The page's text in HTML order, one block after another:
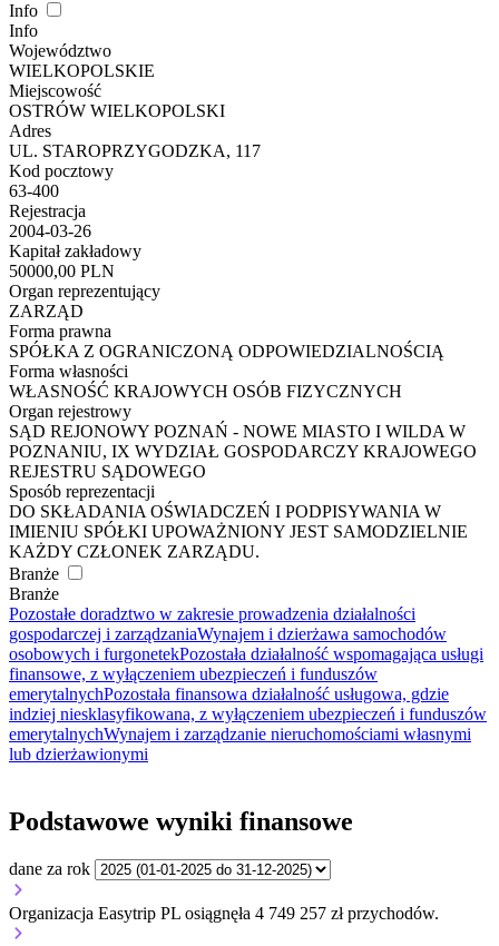
Info
Info
Województwo
WIELKOPOLSKIE
Miejscowość
OSTRÓW WIELKOPOLSKI
Adres
UL. STAROPRZYGODZKA, 117
Kod pocztowy
63-400
Rejestracja
2004-03-26
Kapitał zakładowy
50000,00 PLN
Organ reprezentujący
ZARZĄD
Forma prawna
SPÓŁKA Z OGRANICZONĄ ODPOWIEDZIALNOŚCIĄ
Forma własności
WŁASNOŚĆ KRAJOWYCH OSÓB FIZYCZNYCH
Organ rejestrowy
SĄD REJONOWY POZNAŃ - NOWE MIASTO I WILDA W
POZNANIU, IX WYDZIAŁ GOSPODARCZY KRAJOWEGO
REJESTRU SĄDOWEGO
Sposób reprezentacji
DO SKŁADANIA OŚWIADCZEŃ I PODPISYWANIA W
IMIENIU SPÓŁKI UPOWAŻNIONY JEST SAMODZIELNIE
KAŻDY CZŁONEK ZARZĄDU.
Branże
Branże
Pozostałe doradztwo w zakresie prowadzenia działalności
gospodarczej i zarządzaniaWynajem i dzierżawa samochodów
osobowych i furgonetekPozostała działalność wspomagająca usługi
finansowe, z wyłączeniem ubezpieczeń i funduszów
emerytalnychPozostała finansowa działalność usługowa, gdzie
indziej niesklasyfikowana, z wyłączeniem ubezpieczeń i funduszów
emerytalnychWynajem i zarządzanie nieruchomościami własnymi
lub dzierżawionymi
Podstawowe wyniki finansowe
dane za rok
Organizacja Easytrip PL osiągnęła 4 749 257 zł przychodów.